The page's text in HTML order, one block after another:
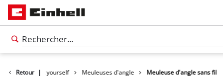
Retour |
Do it yourself Meuleuses d'angle Meuleuse d'angle sans fil